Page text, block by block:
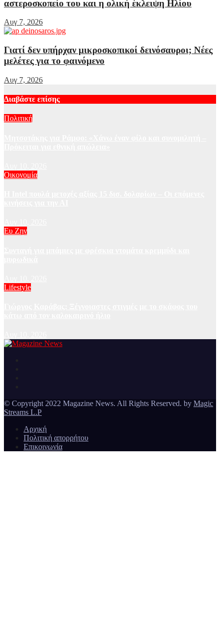
αστεροσκοπείο του και η ολική έκλειψη Ηλίου
Αυγ 7, 2026
Γιατί δεν υπήρχαν μικροσκοπικοί δεινόσαυροι; Νέες
μελέτες για το φαινόμενο
Αυγ 7, 2026
Διαβάστε επίσης
Πολιτική
Οικονομία
Ευ Ζην
Lifestyle
© Copyright 2022 Magazine News. All Rights Reserved. by Magic
Streams L.P
Αρχική
Πολιτική απορρήτου
Επικοινωνία